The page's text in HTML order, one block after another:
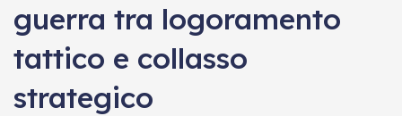
guerra tra logoramento
tattico e collasso
strategico